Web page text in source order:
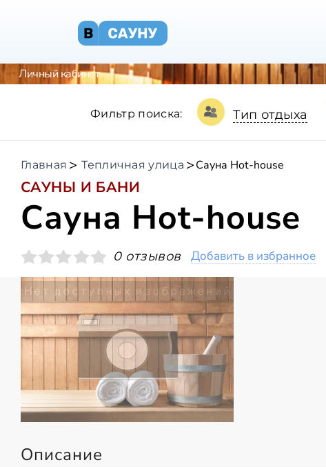
Личный кабинет
Фильтр поиска: Тип отдыха
Главная Тепличная улица Сауна Hot-house
САУНЫ И БАНИ
Сауна Hot-house
0 отзывов Добавить в избранное
Описание